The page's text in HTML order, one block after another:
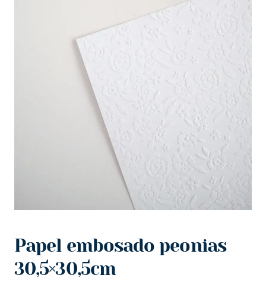
Papel embosado peonias
30,5×30,5cm